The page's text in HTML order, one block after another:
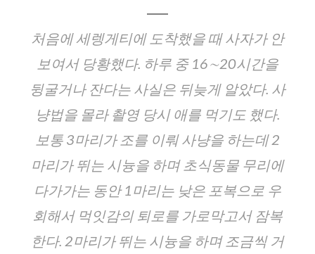
처음에 세렝게티에 도착했을 때 사자가 안
보여서 당황했다. 하루 중 16∼20시간을
뒹굴거나 잔다는 사실은 뒤늦게 알았다. 사
냥법을 몰라 촬영 당시 애를 먹기도 했다.
보통 3마리가 조를 이뤄 사냥을 하는데 2
마리가 뛰는 시늉을 하며 초식동물 무리에
다가가는 동안 1마리는 낮은 포복으로 우
회해서 먹잇감의 퇴로를 가로막고서 잠복
한다. 2마리가 뛰는 시늉을 하며 조금씩 거